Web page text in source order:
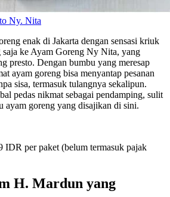
Ny. Nita
enak di Jakarta dengan sensasi kriuk
ke Ayam Goreng Ny Nita, yang
presto. Dengan bumbu yang meresap
ayam goreng bisa menyantap pesanan
sisa, termasuk tulangnya sekalipun.
pedas nikmat sebagai pendamping, sulit
ayam goreng yang disajikan di sini.
IDR per paket (belum termasuk pajak
H. Mardun yang